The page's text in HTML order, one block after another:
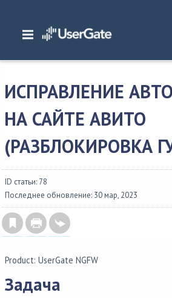
Главная/ Часто задаваемые вопросы
Авито (разблокировка гугл-капча)
ИСПРАВЛЕНИЕ
НА САЙТЕ АВИТО
(РАЗБЛОКИРОВКА
ID статьи: 78
Последнее обновление: 30 мар, 2023
Product: UserGate NGFW
Задача